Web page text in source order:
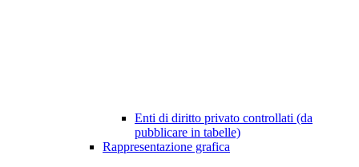
Enti di diritto privato controllati (da
pubblicare in tabelle)
Rappresentazione grafica